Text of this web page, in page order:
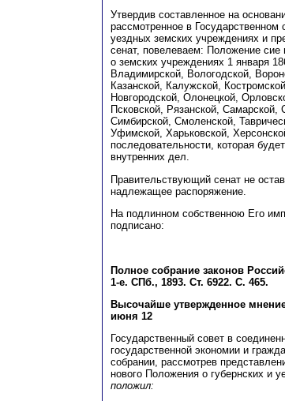
Утвердив составленное на
рассмотренное в Государственном
уездных земских учреждениях и
сенат, повелеваем: Положение
о земских учреждениях 1 января
Владимирской, Вологодской,
Казанской, Калужской,
Новгородской, Олонецкой,
Псковской, Рязанской, Самарской,
Симбирской, Смоленской,
Уфимской, Харьковской,
последовательности, которая
внутренних дел.
Правительствующий сенат не
надлежащее распоряжение.
На подлинном собственною Его
подписано:
Полное собрание законов
1-е. СПб., 1893. Ст. 6922. С. 465.
Высочайше утвержденное мнение
июня 12
Государственный совет в
государственной экономии и
собрании, рассмотрев
нового Положения о губернских и
положил: